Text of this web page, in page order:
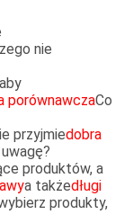
nie
porównawczaCo
przyjmiedobra
produktów, a
a takżedługi
produkty,